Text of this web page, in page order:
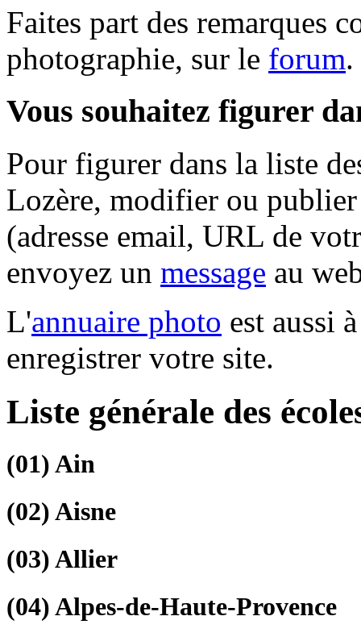
Faites part des remarques
photographie, sur le forum.
Vous souhaitez figurer
Pour figurer dans la liste
Lozère, modifier ou
(adresse email, URL de
envoyez un message au
L'annuaire photo est aussi
enregistrer votre site.
Liste générale des
(01)Ain
(02)Aisne
(03)Allier
(04)Alpes-de-Haute-Provence